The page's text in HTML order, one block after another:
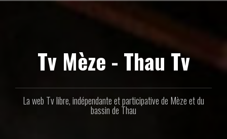
Tv Mèze - Thau Tv
La web Tv libre, indépendante et participative de Mèze et du
bassin de Thau